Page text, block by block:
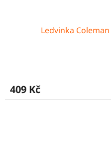
Ledvinka
409 Kč